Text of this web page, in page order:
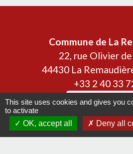
Commune de La
22, rue Olivier
44430 La
+33 2 40 33
Contact par
This site uses cookies and gives you
to activate
OK, accept all
Deny all